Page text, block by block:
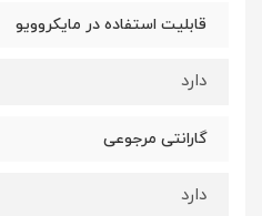
قابلیت استفاده در مایکروویو
دارد
گارانتی مرجوعی
دارد